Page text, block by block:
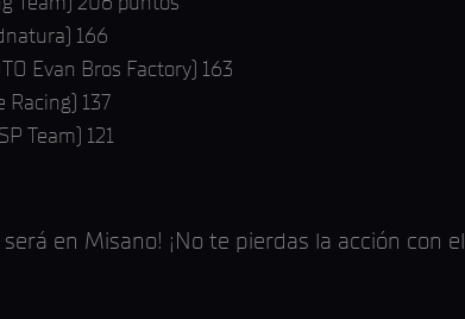
166
Evan Bros Factory) 163
Racing) 137
Team) 121
en Misano! ¡No te pierdas la acción con el